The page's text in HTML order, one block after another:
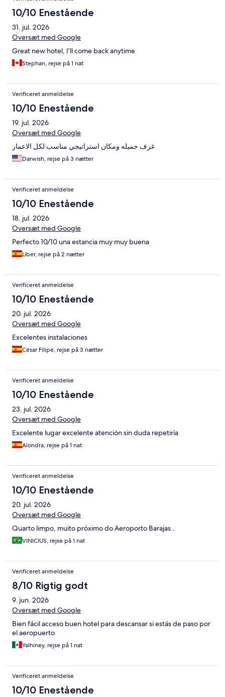
10/10 Enestående
31. jul. 2026
Oversæt med Google
Great new hotel, I’ll come back anytime
Stephan, rejse på 1 nat
Verificeret anmeldelse
10/10 Enestående
19. jul. 2026
Oversæt med Google
غرف جميله ومكان استراتيجي مناسب لكل الاعمار
Darwish, rejse på 3 nætter
Verificeret anmeldelse
10/10 Enestående
18. jul. 2026
Oversæt med Google
Perfecto 10/10 una estancia muy muy buena
Liber, rejse på 2 nætter
Verificeret anmeldelse
10/10 Enestående
20. jul. 2026
Oversæt med Google
Excelentes instalaciones
César Filipe, rejse på 3 nætter
Verificeret anmeldelse
10/10 Enestående
23. jul. 2026
Oversæt med Google
Excelente lugar excelente atención sin duda repetiría
Alondra, rejse på 1 nat
Verificeret anmeldelse
10/10 Enestående
20. jul. 2026
Oversæt med Google
Quarto limpo, muito próximo do Aeroporto Barajas..
VINICIUS, rejse på 1 nat
Verificeret anmeldelse
8/10 Rigtig godt
9. jun. 2026
Oversæt med Google
Bien fácil acceso buen hotel para descansar si estás de paso por
el aeropuerto
Yalhiney, rejse på 1 nat
Verificeret anmeldelse
10/10 Enestående